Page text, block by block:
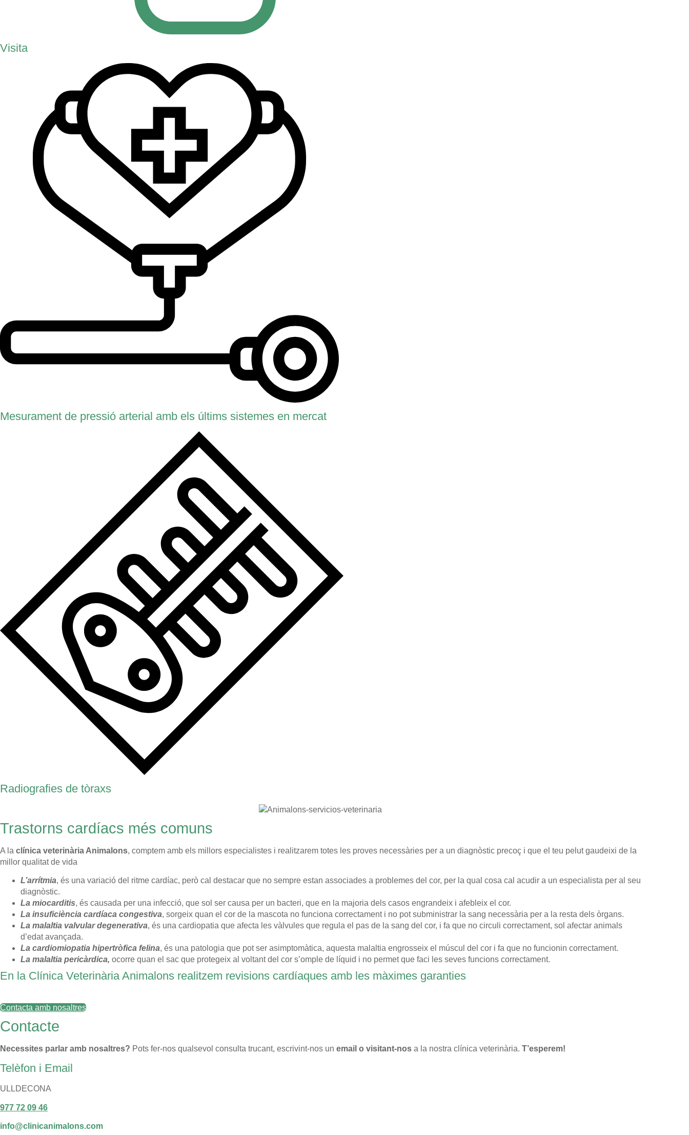
Visita
Mesurament de pressió arterial amb els últims sistemes en mercat
Radiografies de tòraxs
Trastorns cardíacs més comuns
A la clínica veterinària Animalons, comptem amb els millors especialistes i realitzarem totes les proves necessàries per a un diagnòstic precoç i que el teu pelut gaudeixi de la
millor qualitat de vida
L’arrítmia, és una variació del ritme cardíac, però cal destacar que no sempre estan associades a problemes del cor, per la qual cosa cal acudir a un especialista per al seu
diagnòstic.
La miocarditis, és causada per una infecció, que sol ser causa per un bacteri, que en la majoria dels casos engrandeix i afebleix el cor.
La insuficiència cardíaca congestiva, sorgeix quan el cor de la mascota no funciona correctament i no pot subministrar la sang necessària per a la resta dels òrgans.
La malaltia valvular degenerativa, és una cardiopatia que afecta les vàlvules que regula el pas de la sang del cor, i fa que no circuli correctament, sol afectar animals
d’edat avançada.
La cardiomiopatia hipertròfica felina, és una patologia que pot ser asimptomàtica, aquesta malaltia engrosseix el múscul del cor i fa que no funcionin correctament.
La malaltia pericàrdica, ocorre quan el sac que protegeix al voltant del cor s’omple de líquid i no permet que faci les seves funcions correctament.
En la Clínica Veterinària Animalons realitzem revisions cardíaques amb les màximes garanties
Contacta amb nosaltres
Contacte
Necessites parlar amb nosaltres? Pots fer-nos qualsevol consulta trucant, escrivint-nos un email o visitant-nos a la nostra clínica veterinària. T’esperem!
Telèfon i Email
ULLDECONA
977 72 09 46
info@clinicanimalons.com